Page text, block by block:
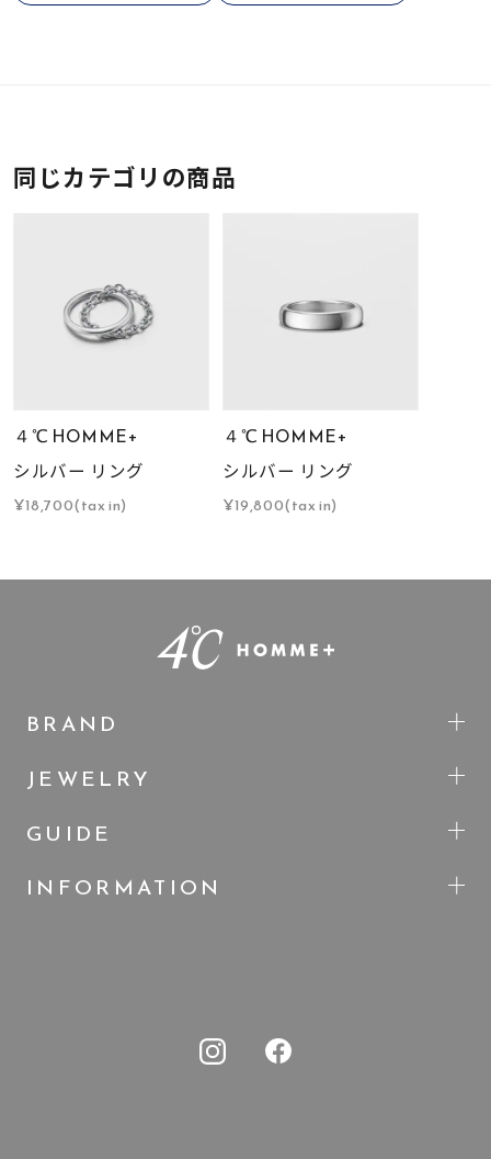
同じカテゴリの商品
４℃ HOMME+
シルバー リング
¥18,700(tax in)
４℃ HOMME+
シルバー リング
¥19,800(tax in)
BRAND
JEWELRY
GUIDE
INFORMATION